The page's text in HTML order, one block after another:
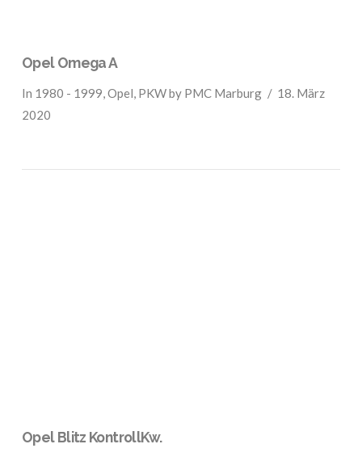
Opel Omega A
In 1980 - 1999,Opel, PKWby PMC Marburg
18. März
2020
Opel Blitz KontrollKw.